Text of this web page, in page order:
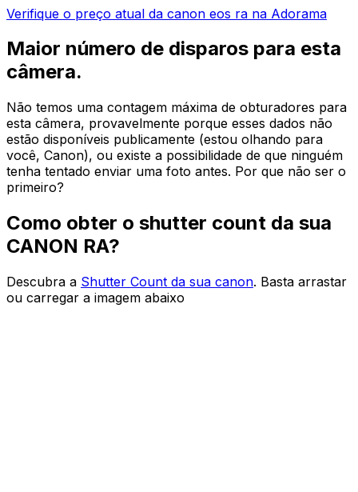
Verifique o preço atual da canon eos ra na Adorama
Maior número de disparos para esta
câmera.
Não temos uma contagem máxima de obturadores para
esta câmera, provavelmente porque esses dados não
estão disponíveis publicamente (estou olhando para
você, Canon), ou existe a possibilidade de que ninguém
tenha tentado enviar uma foto antes. Por que não ser o
primeiro?
Como obter o shutter count da sua
CANON RA?
Descubra a Shutter Count da sua canon. Basta arrastar
ou carregar a imagem abaixo